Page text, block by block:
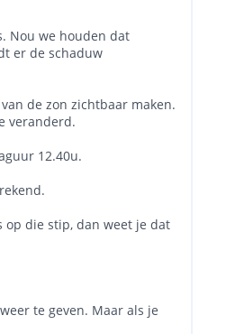
Nou we houden dat
er de schaduw
de zon zichtbaar maken.
veranderd.
12.40u.
op die stip, dan weet je dat
te geven. Maar als je